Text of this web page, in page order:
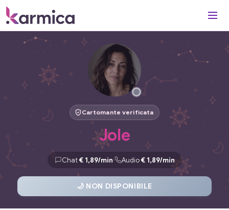
Cartomante verificata
Jole
Chat€ 1,89/min· Audio€ 1,89/min
🌙 NON DISPONIBILE